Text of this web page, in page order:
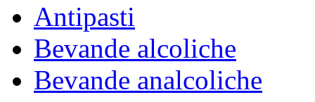
Antipasti
Bevande alcoliche
Bevande analcoliche